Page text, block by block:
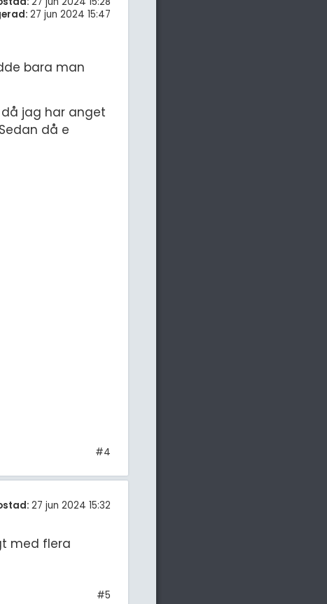
27 jun 2024 15:47
bara man
jag har anget
då e
#4
27 jun 2024 15:32
med flera
#5